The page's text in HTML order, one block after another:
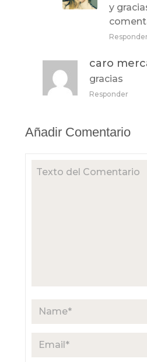
y
caro
gracias
Responder
Añadir Comentario